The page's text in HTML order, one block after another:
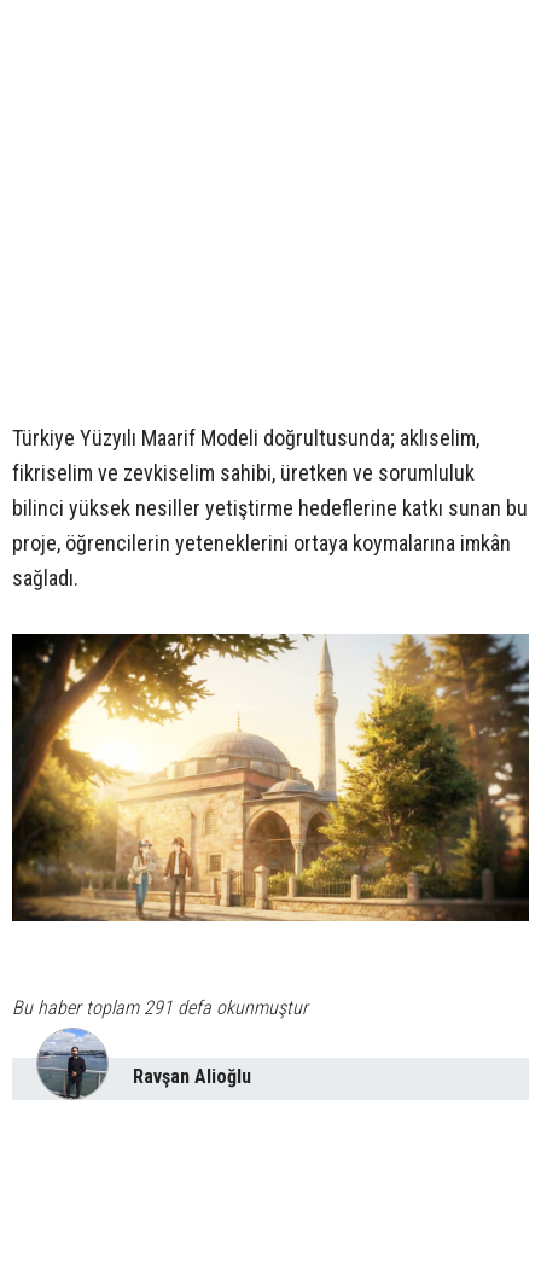
Türkiye Yüzyılı Maarif Modeli doğrultusunda; aklıselim,
fikriselim ve zevkiselim sahibi, üretken ve sorumluluk
bilinci yüksek nesiller yetiştirme hedeflerine katkı sunan bu
proje, öğrencilerin yeteneklerini ortaya koymalarına imkân
sağladı.
Bu haber toplam 291 defa okunmuştur
Ravşan Alioğlu